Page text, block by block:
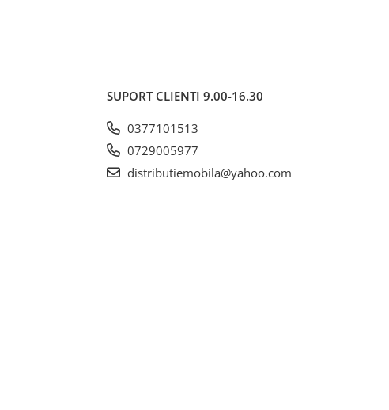
SUPORT CLIENTI 9.00-16.30
0377101513
0729005977
distributiemobila@yahoo.com